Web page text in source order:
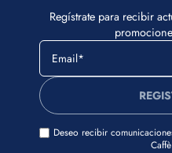
Regístrate para recibir
Deseo recibir